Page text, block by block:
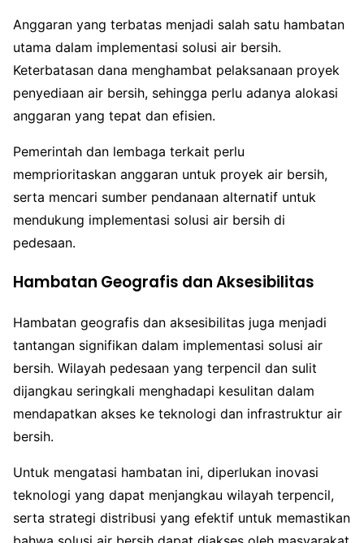
Anggaran yang terbatas menjadi salah satu hambatan
utama dalam implementasi solusi air bersih.
Keterbatasan dana menghambat pelaksanaan proyek
penyediaan air bersih, sehingga perlu adanya alokasi
anggaran yang tepat dan efisien.
Pemerintah dan lembaga terkait perlu
memprioritaskan anggaran untuk proyek air bersih,
serta mencari sumber pendanaan alternatif untuk
mendukung implementasi solusi air bersih di
pedesaan.
Hambatan Geografis dan Aksesibilitas
Hambatan geografis dan aksesibilitas juga menjadi
tantangan signifikan dalam implementasi solusi air
bersih. Wilayah pedesaan yang terpencil dan sulit
dijangkau seringkali menghadapi kesulitan dalam
mendapatkan akses ke teknologi dan infrastruktur air
bersih.
Untuk mengatasi hambatan ini, diperlukan inovasi
teknologi yang dapat menjangkau wilayah terpencil,
serta strategi distribusi yang efektif untuk memastikan